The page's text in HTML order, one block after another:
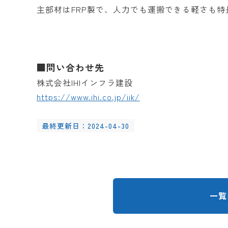
主部材はFRP製で、人力でも運搬できる軽さも特
■問い合わせ先
株式会社IHIインフラ建設
https://www.ihi.co.jp/iik/
最終更新日：2024-04-30
一